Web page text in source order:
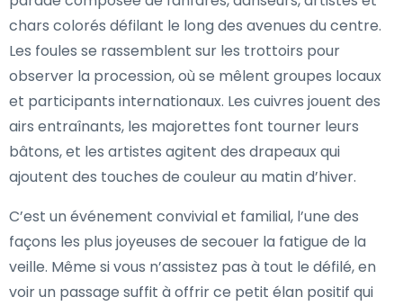
chars colorés défilant le long des avenues du centre.
Les foules se rassemblent sur les trottoirs pour
observer la procession, où se mêlent groupes locaux
et participants internationaux. Les cuivres jouent des
airs entraînants, les majorettes font tourner leurs
bâtons, et les artistes agitent des drapeaux qui
ajoutent des touches de couleur au matin d’hiver.
C’est un événement convivial et familial, l’une des
façons les plus joyeuses de secouer la fatigue de la
veille. Même si vous n’assistez pas à tout le défilé, en
voir un passage suffit à offrir ce petit élan positif qui